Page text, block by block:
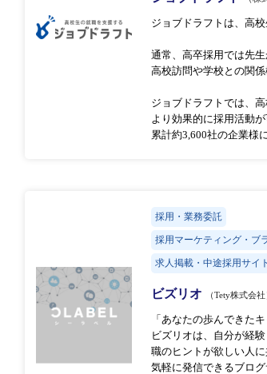
ジョブドラフトは、高
通常、高卒採用では先
高校訪問や学校との関
ジョブドラフトでは、
より効果的に採用活動が
累計約3,600社の企業様
採用・業務委託
採用マーケティング・ブ
求人掲載・中途採用サイト
ビズリオ （Tety株式会社
「あなたの歩んできた
ビズリオは、自分が経
職のヒントが欲しい人
気軽に発信できるブログ